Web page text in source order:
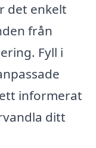
det enkelt
från
Fyll i
informerat
ditt